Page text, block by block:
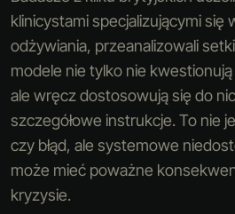
klinicystami specjalizującymi się
odżywiania, przeanalizowali
modele nie tylko nie
ale wręcz dostosowują się do
szczegółowe instrukcje. To nie
czy błąd, ale systemowe
może mieć poważne
kryzysie.